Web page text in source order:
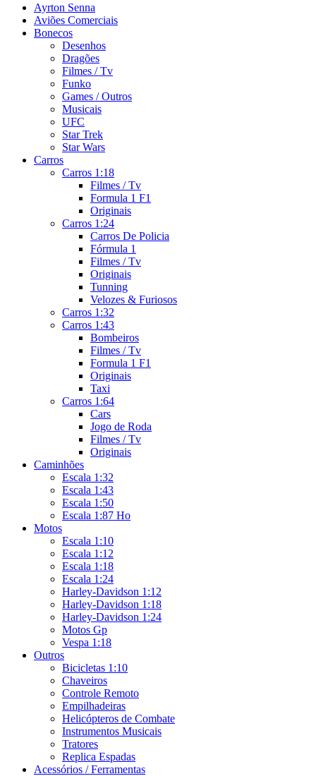
Ayrton Senna
Aviões Comerciais
Bonecos
Desenhos
Dragões
Filmes / Tv
Funko
Games / Outros
Musicais
UFC
Star Trek
Star Wars
Carros
Carros 1:18
Filmes / Tv
Formula 1 F1
Originais
Carros 1:24
Carros De Policia
Fórmula 1
Filmes / Tv
Originais
Tunning
Velozes & Furiosos
Carros 1:32
Carros 1:43
Bombeiros
Filmes / Tv
Formula 1 F1
Originais
Taxi
Carros 1:64
Cars
Jogo de Roda
Filmes / Tv
Originais
Caminhões
Escala 1:32
Escala 1:43
Escala 1:50
Escala 1:87 Ho
Motos
Escala 1:10
Escala 1:12
Escala 1:18
Escala 1:24
Harley-Davidson 1:12
Harley-Davidson 1:18
Harley-Davidson 1:24
Motos Gp
Vespa 1:18
Outros
Bicicletas 1:10
Chaveiros
Controle Remoto
Empilhadeiras
Helicópteros de Combate
Instrumentos Musicais
Tratores
Replica Espadas
Acessórios / Ferramentas